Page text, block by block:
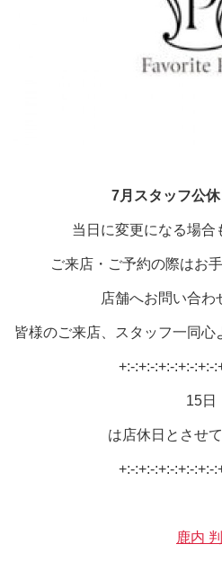
7月 スタッフ公
当日に変更になる場合
ご来店・ご予約の際はお
店舗へお問い合わ
皆様のご来店、スタッフ一同心
+:-:+:-:+:-:+:-:+:-
15日
は店休日とさせ
+:-:+:-:+:-:+:-:+:-
鹿内 判